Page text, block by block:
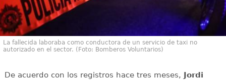
La fallecida laboraba como conductora de un servicio de taxi no
autorizado en el sector. (Foto: Bomberos Voluntarios)
De acuerdo con los registros hace tres meses, Jordi